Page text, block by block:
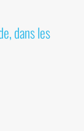
dans les